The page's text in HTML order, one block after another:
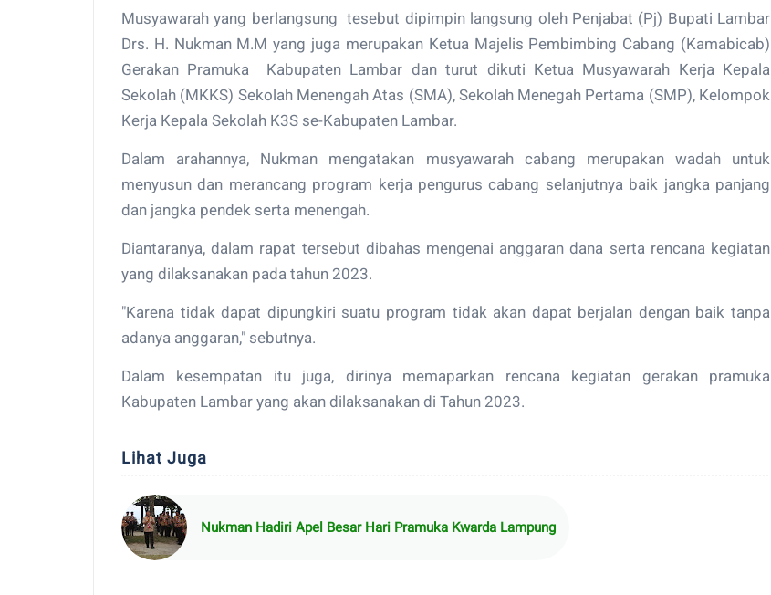
Musyawarah yang berlangsung tesebut dipimpin langsung oleh Penjabat (Pj) Bupati Lambar
Drs. H. Nukman M.M yang juga merupakan Ketua Majelis Pembimbing Cabang (Kamabicab)
Gerakan Pramuka Kabupaten Lambar dan turut dikuti Ketua Musyawarah Kerja Kepala
Sekolah (MKKS) Sekolah Menengah Atas (SMA), Sekolah Menegah Pertama (SMP), Kelompok
Kerja Kepala Sekolah K3S se-Kabupaten Lambar.
Dalam arahannya, Nukman mengatakan musyawarah cabang merupakan wadah untuk
menyusun dan merancang program kerja pengurus cabang selanjutnya baik jangka panjang
dan jangka pendek serta menengah.
Diantaranya, dalam rapat tersebut dibahas mengenai anggaran dana serta rencana kegiatan
yang dilaksanakan pada tahun 2023.
"Karena tidak dapat dipungkiri suatu program tidak akan dapat berjalan dengan baik tanpa
adanya anggaran," sebutnya.
Dalam kesempatan itu juga, dirinya memaparkan rencana kegiatan gerakan pramuka
Kabupaten Lambar yang akan dilaksanakan di Tahun 2023.
Lihat Juga
Nukman Hadiri Apel Besar Hari Pramuka Kwarda Lampung